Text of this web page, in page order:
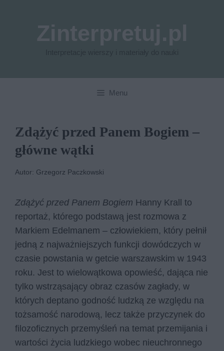
Menu
Zdążyć przed Panem Bogiem –
główne wątki
Autor: Grzegorz Paczkowski
Zdążyć przed Panem Bogiem Hanny Krall to
reportaż, którego podstawą jest rozmowa z
Markiem Edelmanem – człowiekiem, który pełnił
jedną z najważniejszych funkcji dowódczych w
czasie powstania w getcie warszawskim w 1943
roku. Jest to wielowątkowa opowieść, dająca nie
tylko wstrząsający obraz czasów zagłady, w
których deptano godność ludzką ze względu na
tożsamość narodową, lecz także przyczynek do
filozoficznych przemyśleń na temat przemijania i
wartości życia ludzkiego wobec nieuchronnego